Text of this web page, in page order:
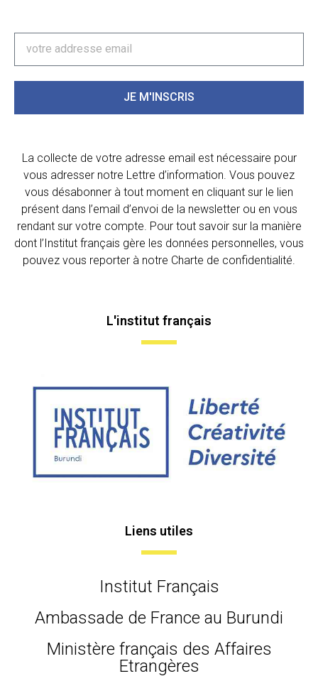
JE M'INSCRIS
La collecte de votre adresse email est nécessaire pour
vous adresser notre Lettre d’information. Vous pouvez
vous désabonner à tout moment en cliquant sur le lien
présent dans l’email d’envoi de la newsletter ou en vous
rendant sur votre compte. Pour tout savoir sur la manière
dont l’Institut français gère les données personnelles, vous
pouvez vous reporter à notre Charte de confidentialité.
L'institut français
Liens utiles
Institut Français
Ambassade de France au Burundi
Ministère français des Affaires
Etrangères